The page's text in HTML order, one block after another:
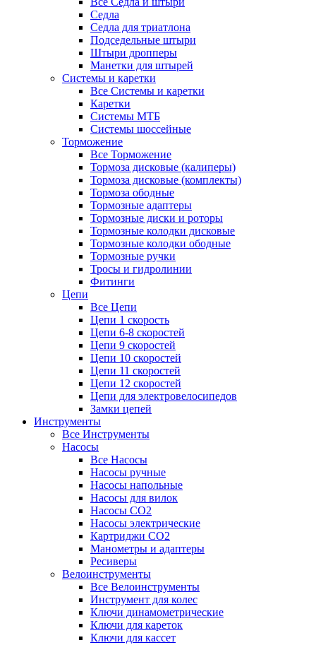
Седла
Седла для триатлона
Подседельные штыри
Штыри дропперы
Манетки для штырей
Системы и каретки
Все Системы и каретки
Каретки
Системы МТБ
Системы шоссейные
Торможение
Все Торможение
Тормоза дисковые (калиперы)
Тормоза дисковые (комплекты)
Тормоза ободные
Тормозные адаптеры
Тормозные диски и роторы
Тормозные колодки дисковые
Тормозные колодки ободные
Тормозные ручки
Тросы и гидролинии
Фитинги
Цепи
Все Цепи
Цепи 1 скорость
Цепи 6-8 скоростей
Цепи 9 скоростей
Цепи 10 скоростей
Цепи 11 скоростей
Цепи 12 скоростей
Цепи для электровелосипедов
Замки цепей
Инструменты
Все Инструменты
Насосы
Все Насосы
Насосы ручные
Насосы напольные
Насосы для вилок
Насосы CO2
Насосы электрические
Картриджи CO2
Манометры и адаптеры
Ресиверы
Велоинструменты
Все Велоинструменты
Инструмент для колес
Ключи динамометрические
Ключи для кареток
Ключи для кассет